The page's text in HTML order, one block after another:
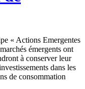
« Actions Emergentes
émergents ont
à conserver leur
dans les
de consommation